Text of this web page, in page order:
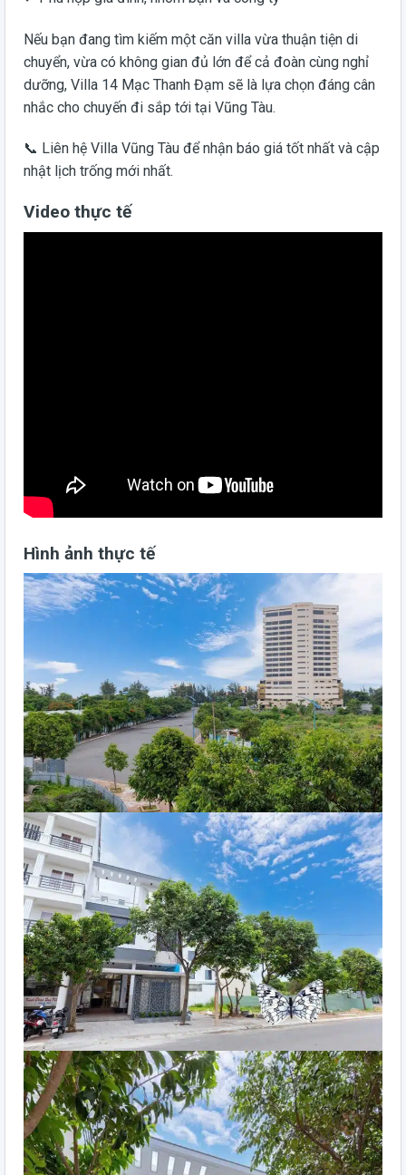
Nếu bạn đang tìm kiếm một căn villa vừa thuận tiện di
chuyển, vừa có không gian đủ lớn để cả đoàn cùng nghỉ
dưỡng, Villa 14 Mạc Thanh Đạm sẽ là lựa chọn đáng cân
nhắc cho chuyến đi sắp tới tại Vũng Tàu.
📞 Liên hệ Villa Vũng Tàu để nhận báo giá tốt nhất và cập
nhật lịch trống mới nhất.
Video thực tế
Hình ảnh thực tế